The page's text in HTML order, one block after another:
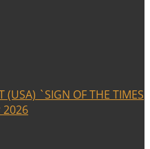
(USA) `SIGN OF THE TIMES